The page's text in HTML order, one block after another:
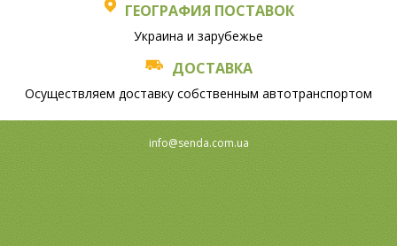
ГЕОГРАФИЯ ПОСТАВОК
Украина и зарубежье
ДОСТАВКА
Осуществляем доставку собственным автотранспортом
info@senda.com.ua